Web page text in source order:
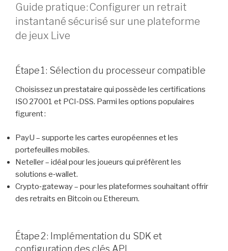
Guide pratique : Configurer un retrait
instantané sécurisé sur une plateforme
de jeux Live
Étape 1 : Sélection du processeur compatible
Choisissez un prestataire qui possède les certifications
ISO 27001 et PCI‑DSS. Parmi les options populaires
figurent :
PayU – supporte les cartes européennes et les
portefeuilles mobiles.
Neteller – idéal pour les joueurs qui préfèrent les
solutions e‑wallet.
Crypto‑gateway – pour les plateformes souhaitant offrir
des retraits en Bitcoin ou Ethereum.
Étape 2 : Implémentation du SDK et
configuration des clés API